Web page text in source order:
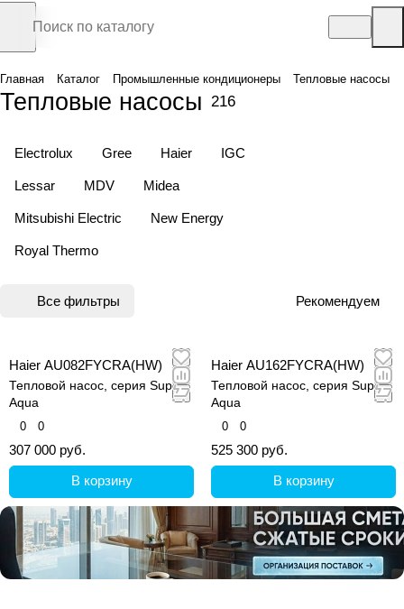
Главная Каталог Промышленные кондиционеры Тепловые насосы
Тепловые насосы 216
Electrolux Gree Haier IGC
Lessar MDV Midea
Mitsubishi Electric New Energy
Royal Thermo
Все фильтры Рекомендуем
Haier AU082FYCRA(HW)
Тепловой насос, серия Super
Aqua
0 0
307 000 руб.
В корзину
Haier AU162FYCRA(HW)
Тепловой насос, серия Super
Aqua
0 0
525 300 руб.
В корзину